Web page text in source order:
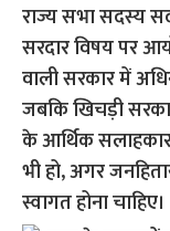
राज्य सभा सदस्य
सरदार विषय पर
वाली सरकार में
जबकि खिचड़ी
के आर्थिक
भी हो, अगर
स्वागत होना चाहिए।